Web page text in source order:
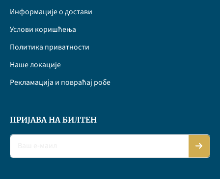
Информације о достави
Услови коришћења
Политика приватности
Наше локације
Рекламација и повраћај робе
ПРИЈАВА НА БИЛТЕН